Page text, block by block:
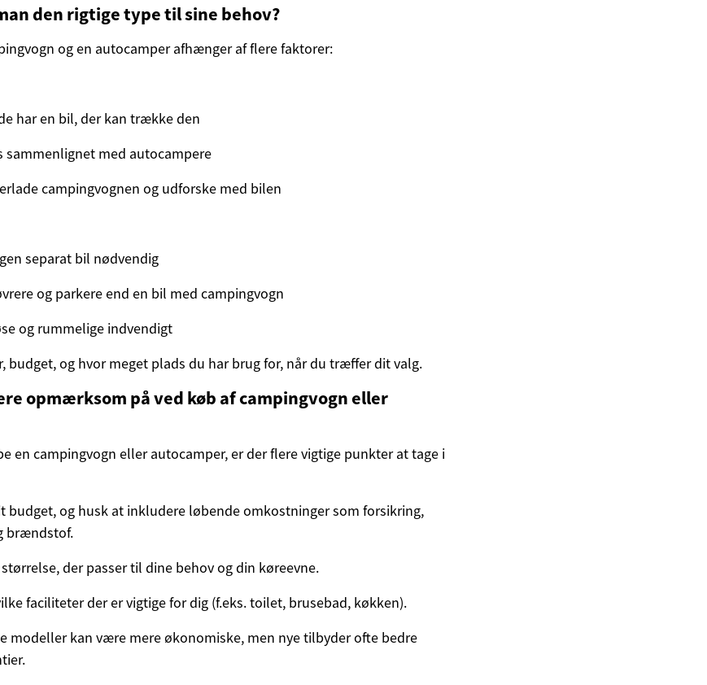
den rigtige type til sine behov?
og en autocamper afhænger af flere faktorer:
har en bil, der kan trække den
sammenlignet med autocampere
campingvognen og udforske med bilen
separat bil nødvendig
og parkere end en bil med campingvogn
og rummelige indvendigt
budget, og hvor meget plads du har brug for, når du træffer dit valg.
opmærksom på ved køb af campingvogn eller
en campingvogn eller autocamper, er der flere vigtige punkter at tage i
budget, og husk at inkludere løbende omkostninger som forsikring,
brændstof.
der passer til dine behov og din køreevne.
faciliteter der er vigtige for dig (f.eks. toilet, brusebad, køkken).
modeller kan være mere økonomiske, men nye tilbyder ofte bedre